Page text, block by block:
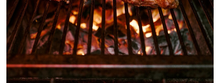
děti
Těhotenské
oblečení